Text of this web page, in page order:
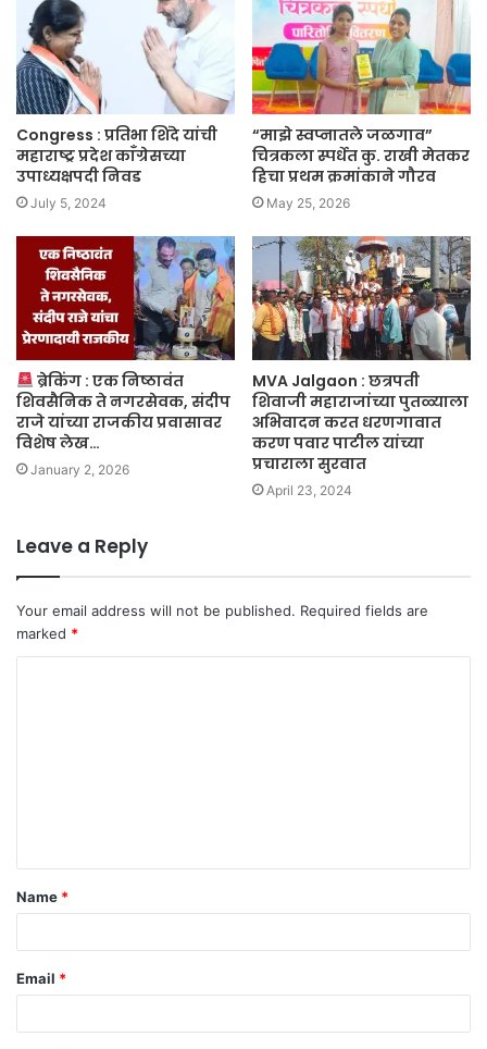
Congress : प्रतिभा शिंदे यांची
महाराष्ट्र प्रदेश काँग्रेसच्या
उपाध्यक्षपदी निवड
July 5, 2024
“माझे स्वप्नातले जळगाव”
चित्रकला स्पर्धेत कु. राखी मेतकर
हिचा प्रथम क्रमांकाने गौरव
May 25, 2026
ब्रेकिंग : एक निष्ठावंत
शिवसैनिक ते नगरसेवक, संदीप
राजे यांच्या राजकीय प्रवासावर
विशेष लेख…
January 2, 2026
MVA Jalgaon : छत्रपती
शिवाजी महाराजांच्या पुतळ्याला
अभिवादन करत धरणगावात
करण पवार पाटील यांच्या
प्रचाराला सुरवात
April 23, 2024
Leave a Reply
Your email address will not be published. Required fields are
marked *
t
*
Name *
Email *